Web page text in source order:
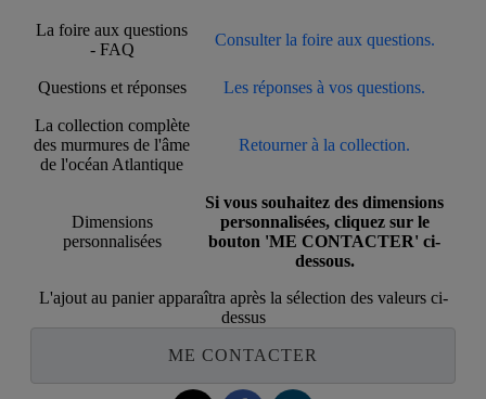
La foire aux questions
- FAQ
Consulter la foire aux questions.
Questions et réponses Les réponses à vos questions.
La collection complète
des murmures de l'âme
de l'océan Atlantique
Retourner à la collection.
Dimensions
personnalisées
Si vous souhaitez des dimensions
personnalisées, cliquez sur le
bouton 'ME CONTACTER' ci-
dessous.
L'ajout au panier apparaîtra après la sélection des valeurs ci-
dessus
ME CONTACTER